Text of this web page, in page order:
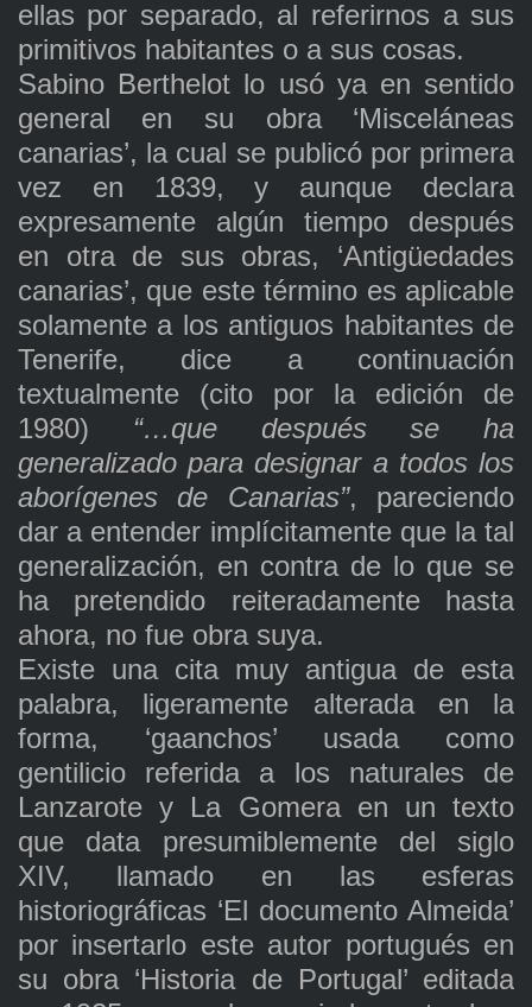
ellas por separado, al referirnos a sus
primitivos habitantes o a sus cosas.
Sabino Berthelot lo usó ya en sentido
general en su obra ‘Misceláneas
canarias’, la cual se publicó por primera
vez en 1839, y aunque declara
expresamente algún tiempo después
en otra de sus obras, ‘Antigüedades
canarias’, que este término es aplicable
solamente a los antiguos habitantes de
Tenerife, dice a continuación
textualmente (cito por la edición de
1980) “…que después se ha
generalizado para designar a todos los
aborígenes de Canarias”, pareciendo
dar a entender implícitamente que la tal
generalización, en contra de lo que se
ha pretendido reiteradamente hasta
ahora, no fue obra suya.
Existe una cita muy antigua de esta
palabra, ligeramente alterada en la
forma, ‘gaanchos’ usada como
gentilicio referida a los naturales de
Lanzarote y La Gomera en un texto
que data presumiblemente del siglo
XIV, llamado en las esferas
historiográficas ‘El documento Almeida’
por insertarlo este autor portugués en
su obra ‘Historia de Portugal’ editada